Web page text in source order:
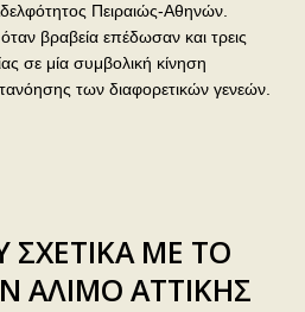
Πειραιώς-Αθηνών.
βραβεία επέδωσαν και τρεις
σε μία συμβολική κίνηση
των διαφορετικών γενεών.
ΣΧΕΤΙΚΑ ΜΕ ΤΟ
ΑΛΙΜΟ ΑΤΤΙΚΗΣ